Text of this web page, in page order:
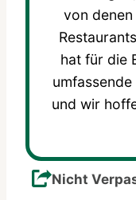
von
hat für die
und wir
Nicht